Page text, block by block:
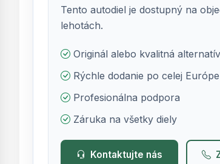
Tento autodiel je dostupný na
lehotách.
Originál alebo kvalitná
Rýchle dodanie po celej Európe
Profesionálna podpora
Záruka na všetky diely
Kontaktujte nás